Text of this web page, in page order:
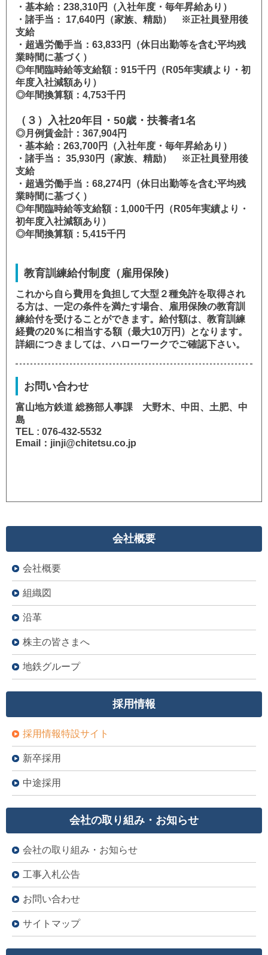
・基本給：238,310円（入社年度・毎年昇給あり）
・諸手当： 17,640円（家族、精励） ※正社員登用後
支給
・超過労働手当：63,833円（休日出勤等を含む平均残
業時間に基づく）
◎年間臨時給等支給額：915千円（R05年実績より・初
年度入社減額あり）
◎年間換算額：4,753千円
（３）入社20年目・50歳・扶養者1名
◎月例賃金計：367,904円
・基本給：263,700円（入社年度・毎年昇給あり）
・諸手当： 35,930円（家族、精励） ※正社員登用後
支給
・超過労働手当：68,274円（休日出勤等を含む平均残
業時間に基づく）
◎年間臨時給等支給額：1,000千円（R05年実績より・
初年度入社減額あり）
◎年間換算額：5,415千円
教育訓練給付制度（雇用保険）
これから自ら費用を負担して大型２種免許を取得され
る方は、一定の条件を満たす場合、雇用保険の教育訓
練給付を受けることができます。給付額は、教育訓練
経費の20％に相当する額（最大10万円）となります。
詳細につきましては、ハローワークでご確認下さい。
お問い合わせ
富山地方鉄道 総務部人事課 大野木、中田、土肥、中
島
TEL : 076-432-5532
Email：jinji@chitetsu.co.jp
会社概要
会社概要
組織図
沿革
株主の皆さまへ
地鉄グループ
採用情報
採用情報特設サイト
新卒採用
中途採用
会社の取り組み・お知らせ
会社の取り組み・お知らせ
工事入札公告
お問い合わせ
サイトマップ